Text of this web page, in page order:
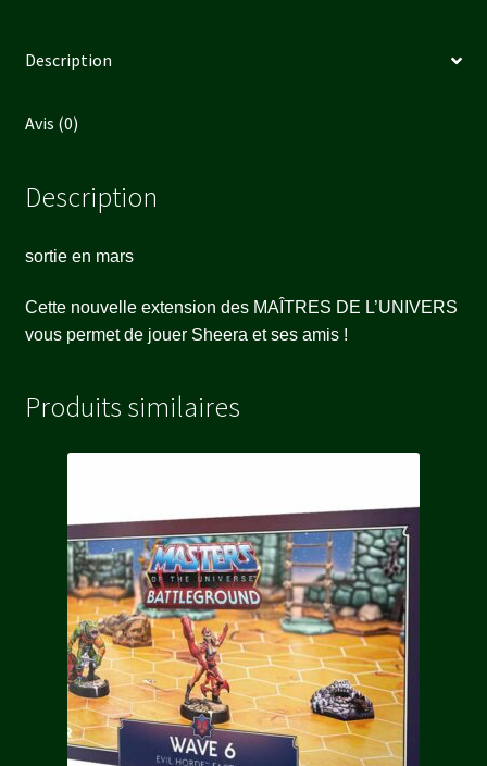
Description
Avis (0)
Description
sortie en mars
Cette nouvelle extension des MAÎTRES DE L’UNIVERS
vous permet de jouer Sheera et ses amis !
Produits similaires